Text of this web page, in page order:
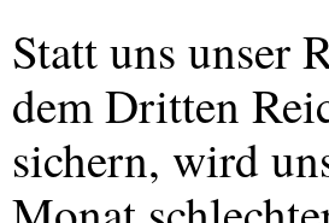
Statt uns unser
dem Dritten
sichern, wird